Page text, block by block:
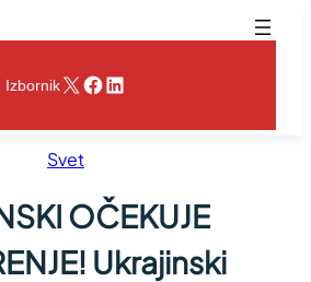
IzbornikX Facebook
LinkedIn
Svet
OČEKUJE
Ukrajinski